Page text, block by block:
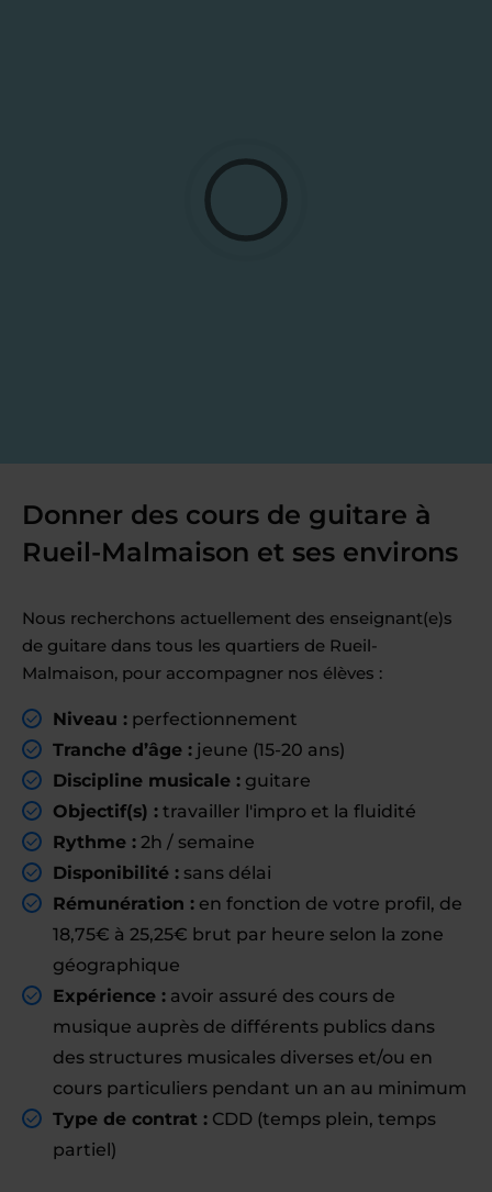
Donner des cours de guitare à
Rueil-Malmaison et ses environs
Nous recherchons actuellement des enseignant(e)s
de guitare dans tous les quartiers de Rueil-
Malmaison, pour accompagner nos élèves :
Niveau : perfectionnement
Tranche d’âge : jeune (15-20 ans)
Discipline musicale : guitare
Objectif(s) : travailler l'impro et la fluidité
Rythme : 2h / semaine
Disponibilité : sans délai
Rémunération : en fonction de votre profil, de
18,75€ à 25,25€ brut par heure selon la zone
géographique
Expérience : avoir assuré des cours de
musique auprès de différents publics dans
des structures musicales diverses et/ou en
cours particuliers pendant un an au minimum
Type de contrat : CDD (temps plein, temps
partiel)